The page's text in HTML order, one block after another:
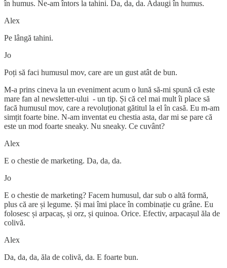
în humus. Ne-am întors la tahini. Da, da, da. Adaugi în humus.
Alex
Pe lângă tahini.
Jo
Poți să faci humusul mov, care are un gust atât de bun.
M-a prins cineva la un eveniment acum o lună să-mi spună că este
mare fan al newsletter-ului - un tip. Și că cel mai mult îi place să
facă humusul mov, care a revoluționat gătitul la el în casă. Eu m-am
simțit foarte bine. N-am inventat eu chestia asta, dar mi se pare că
este un mod foarte sneaky. Nu sneaky. Ce cuvânt?
Alex
E o chestie de marketing. Da, da, da.
Jo
E o chestie de marketing? Facem humusul, dar sub o altă formă,
plus că are și legume. Și mai îmi place în combinație cu grâne. Eu
folosesc și arpacaș, și orz, și quinoa. Orice. Efectiv, arpacașul ăla de
colivă.
Alex
Da, da, da, ăla de colivă, da. E foarte bun.